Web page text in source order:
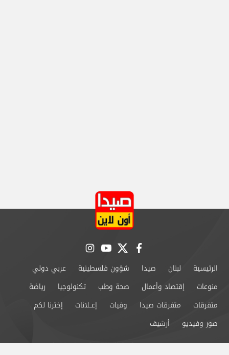
facebook
twitter
youtube
instagram
الرئيسية لبنان صيدا شؤون فلسطينية
عربي دولي
منوعات
إقتصاد وأعمال صحة وطب تكنولوجيا
رياضة
متفرقات
متفرقات صيدا وفيات إعــلانات
إخترنا لكم
صور وفيديو
أرشيف
من نحن
سياسة الخصوصية اتصل بنا